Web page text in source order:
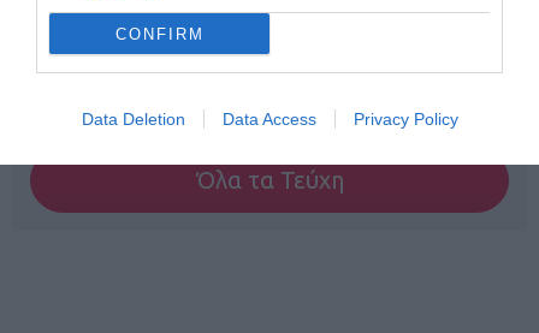
CONFIRM
Data Deletion Data Access Privacy Policy
Γίνε Συνδρομητής
Βρες το RUNNER!
Όλα τα Τεύχη